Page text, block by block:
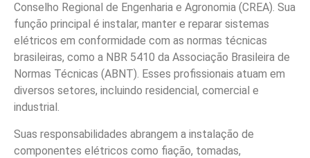
Conselho Regional de Engenharia e Agronomia (CREA). Sua
função principal é instalar, manter e reparar sistemas
elétricos em conformidade com as normas técnicas
brasileiras, como a NBR 5410 da Associação Brasileira de
Normas Técnicas (ABNT). Esses profissionais atuam em
diversos setores, incluindo residencial, comercial e
industrial.
Suas responsabilidades abrangem a instalação de
componentes elétricos como fiação, tomadas,